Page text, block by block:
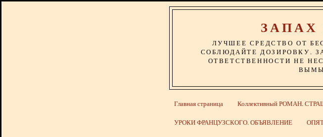
ЗАПАХ
ЛУЧШЕЕ СРЕДСТВО ОТ
СОБЛЮДАЙТЕ ДОЗИРОВКУ.
ОТВЕТСТВЕННОСТИ НЕ
Главная страница Коллективный РОМАН.
УРОКИ ФРАНЦУЗСКОГО. ОБЪЯВЛЕНИЕ